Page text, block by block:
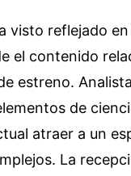
visto reflejado
el contenido
estreno.
de
atraer a un
La